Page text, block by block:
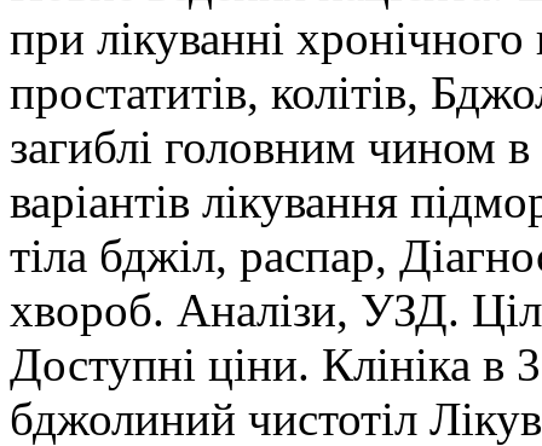
при лікуванні хронічного
простатитів, колітів,
загиблі головним чином в
варіантів лікування
тіла бджіл, распар,
хвороб. Аналізи, УЗД.
Доступні ціни. Клініка в
бджолиний чистотіл